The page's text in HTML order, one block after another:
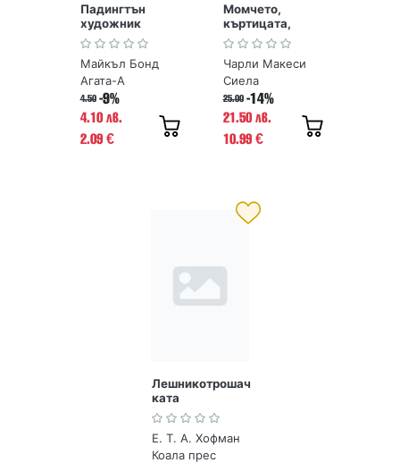
Падингтън
художник
Майкъл Бонд
Агата-А
4.50 -9%
4.10 лв.
2.09 €
Момчето,
къртицата,
лисицата и
конят
Чарли Макеси
Сиела
25.00 -14%
21.50 лв.
10.99 €
Лешникотрошач
ката
Е. Т. А. Хофман
Коала прес